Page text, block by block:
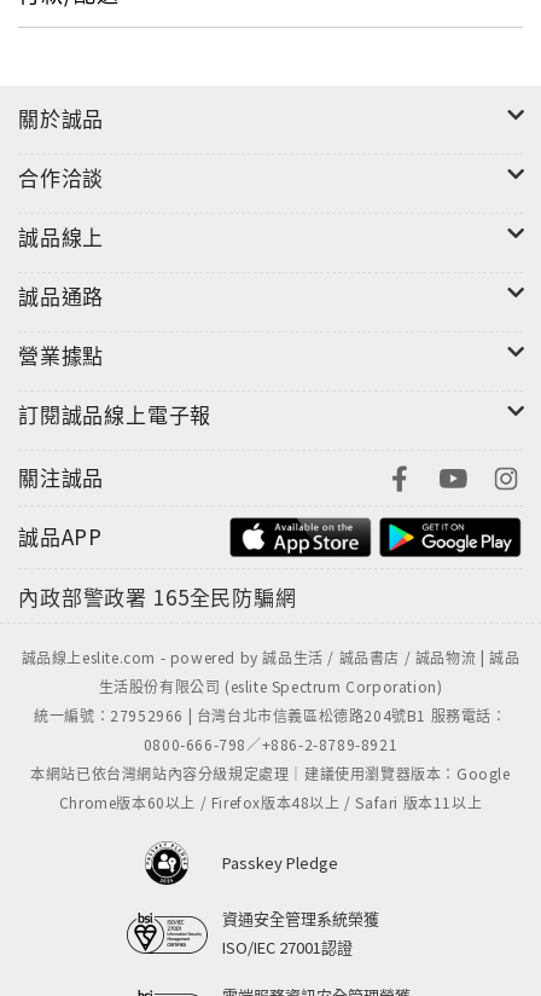
關於誠品
合作洽談
誠品線上
誠品通路
營業據點
訂閱誠品線上電子報
關注誠品
誠品APP
內政部警政署 165全民防騙網
誠品線上eslite.com - powered by 誠品生活 / 誠品書店 / 誠品物流 | 誠品
生活股份有限公司 (eslite Spectrum Corporation)
統一編號：27952966 | 台灣台北市信義區松德路204號B1 服務電話：
0800-666-798／+886-2-8789-8921
本網站已依台灣網站內容分級規定處理｜建議使用瀏覽器版本：Google
Chrome版本60以上 / Firefox版本48以上 / Safari 版本11以上
Passkey Pledge
資通安全管理系統榮獲
ISO/IEC 27001認證